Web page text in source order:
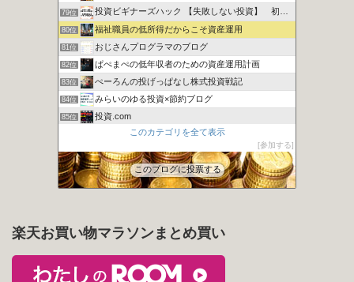
79位 投資ビギナーズハック 【失敗しない投資】 初心者向け講座
80位 福祉職員の低所得だからこそ資産運用
81位 おじさんプログラマのブログ
82位 ぱぺまぺの低年収者のための資産運用計画
83位 ぺーろんの投げっぱなし株式投資戦記
84位 みらいのゆる投資×節約ブログ
85位 投資.com
ますい画伯とインデックス投資？
87位 カンガルーブログ 今より豊かな生活を手に入れる
このカテゴリを全て表示
参加する
このブログに投票する
楽天お買い物マラソンまとめ買い